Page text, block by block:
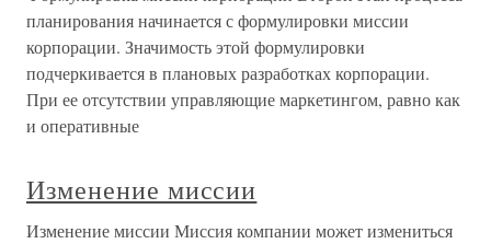
планирования начинается с формулировки миссии
корпорации. Значимость этой формулировки
подчеркивается в плановых разработках корпорации.
При ее отсутствии управляющие маркетингом, равно как
и оперативные
Изменение миссии
Изменение миссии Миссия компании может измениться